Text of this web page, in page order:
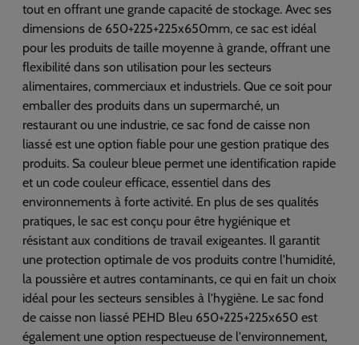
tout en offrant une grande capacité de stockage. Avec ses
dimensions de 650+225+225x650mm, ce sac est idéal
pour les produits de taille moyenne à grande, offrant une
flexibilité dans son utilisation pour les secteurs
alimentaires, commerciaux et industriels. Que ce soit pour
emballer des produits dans un supermarché, un
restaurant ou une industrie, ce sac fond de caisse non
liassé est une option fiable pour une gestion pratique des
produits. Sa couleur bleue permet une identification rapide
et un code couleur efficace, essentiel dans des
environnements à forte activité. En plus de ses qualités
pratiques, le sac est conçu pour être hygiénique et
résistant aux conditions de travail exigeantes. Il garantit
une protection optimale de vos produits contre l'humidité,
la poussière et autres contaminants, ce qui en fait un choix
idéal pour les secteurs sensibles à l'hygiène. Le sac fond
de caisse non liassé PEHD Bleu 650+225+225x650 est
également une option respectueuse de l'environnement,